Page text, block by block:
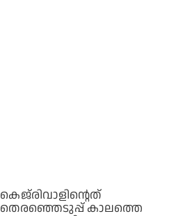
കെജ്‌രിവാളിന്റെത്
തെരഞ്ഞെടുപ്പ് കാലത്തെ